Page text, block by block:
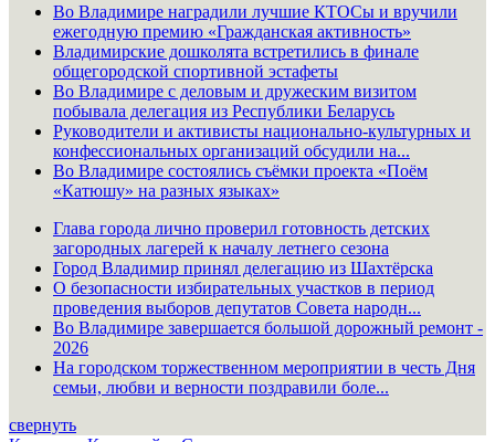
Во Владимире наградили лучшие КТОСы и вручили
ежегодную премию «Гражданская активность»
Владимирские дошколята встретились в финале
общегородской спортивной эстафеты
Во Владимире с деловым и дружеским визитом
побывала делегация из Республики Беларусь
Руководители и активисты национально-культурных и
конфессиональных организаций обсудили на...
Во Владимире состоялись съёмки проекта «Поём
«Катюшу» на разных языках»
Глава города лично проверил готовность детских
загородных лагерей к началу летнего сезона
Город Владимир принял делегацию из Шахтёрска
О безопасности избирательных участков в период
проведения выборов депутатов Совета народн...
Во Владимире завершается большой дорожный ремонт -
2026
На городском торжественном мероприятии в честь Дня
семьи, любви и верности поздравили боле...
свернуть